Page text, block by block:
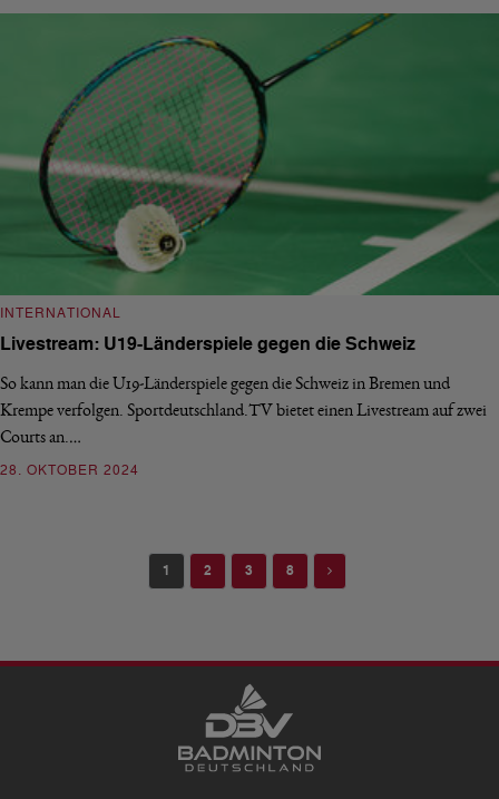
INTERNATIONAL
Livestream: U19-Länderspiele gegen die Schweiz
So kann man die U19-Länderspiele gegen die Schweiz in Bremen und
Krempe verfolgen. Sportdeutschland.TV bietet einen Livestream auf zwei
Courts an.…
28. OKTOBER 2024
1 2 3 8 Next